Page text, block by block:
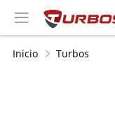
Inicio Turbos